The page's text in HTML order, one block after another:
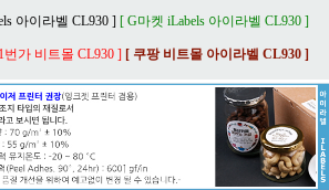
아이라벨 CL930 ] [ G마켓 iLabels 아이라벨 CL930 ]
번가 비트몰 CL930 ] [ 쿠팡 비트몰 아이라벨 CL930 ]